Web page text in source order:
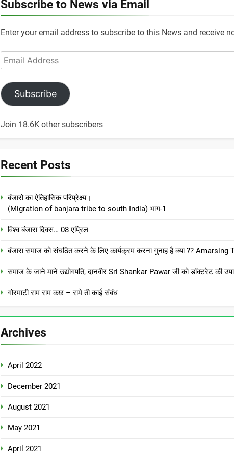
Subscribe to News via Email
Enter your email address to subscribe to this News and receive
Email
Address
Subscribe
Join 18.6K other subscribers
Recent Posts
बंजारो का ऐतिहासिक परिप्रेक्ष्य।
(Migration of banjara tribe to south India) भाग-1
विश्व बंजारा दिवस… 08 एप्रिल
बंजारा समाज को संघठित करने के लिए कार्यक्रम करना गुनाह है क्या ??
समाज के जाने माने उद्योगपति, दानवीर Sri Shankar Pawar जी को डॉक्टरेट की
गोरमाटी राम राम कछ – रामे ती काई संबंध
Archives
April 2022
December 2021
August 2021
May 2021
April 2021